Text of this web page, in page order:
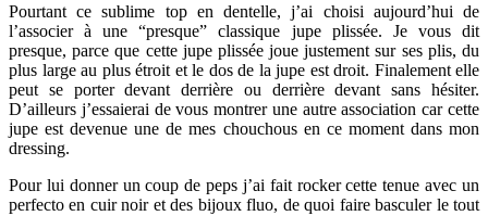
Pourtant ce sublime top en dentelle, j’ai choisi aujourd’hui de
l’associer à une “presque” classique jupe plissée. Je vous dit
presque, parce que cette jupe plissée joue justement sur ses plis, du
plus large au plus étroit et le dos de la jupe est droit. Finalement elle
peut se porter devant derrière ou derrière devant sans hésiter.
D’ailleurs j’essaierai de vous montrer une autre association car cette
jupe est devenue une de mes chouchous en ce moment dans mon
dressing.
Pour lui donner un coup de peps j’ai fait rocker cette tenue avec un
perfecto en cuir noir et des bijoux fluo, de quoi faire basculer le tout